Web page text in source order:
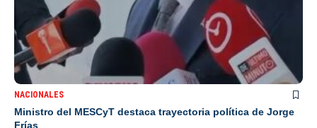
NACIONALES
Ministro del MESCyT destaca trayectoria política de Jorge
Frías